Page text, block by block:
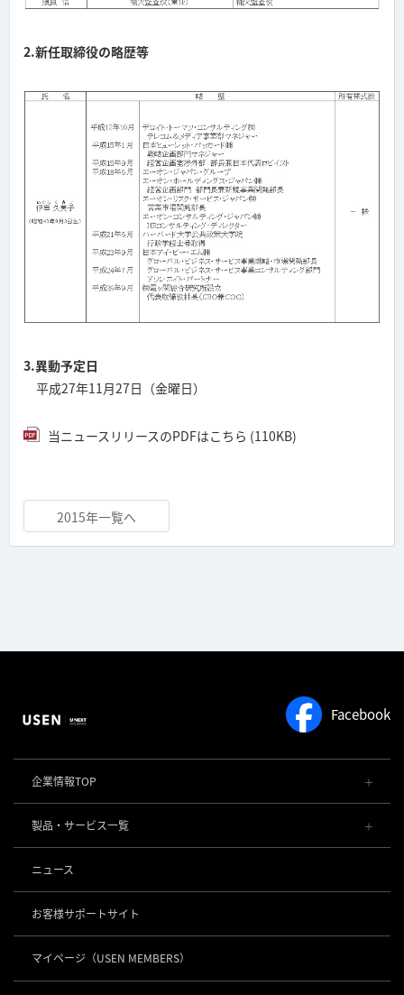
2.新任取締役の略歴等
3.異動予定日
平成27年11月27日（金曜日）
当ニュースリリースのPDFはこちら (110KB)
2015年一覧へ
Facebook
企業情報TOP
会社概要・役員一覧
事業内容
社長メッセージ
事業所一覧
店舗DX
製品・サービス一覧
POSレジ 他
USENレジ
USENセルフレジ
USEN ハンディ
USEN Mobile Order
キャッシュレス決済
USEN PAY
お役立ち情報
ニュース
お客様サポートサイト
マイページ （USEN MEMBERS）